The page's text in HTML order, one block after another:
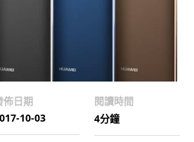
佈日期
10-03
閱讀時間
4分鐘